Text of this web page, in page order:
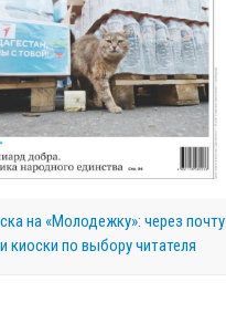
на «Молодежку»: через почту
киоски по выбору читателя